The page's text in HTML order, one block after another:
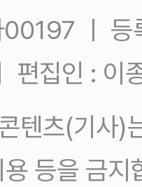
00197 ㅣ
편집인 : 이
텐츠(기사)
등을 금지